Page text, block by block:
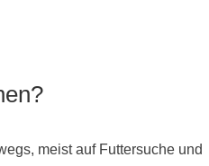
meist auf Futtersuche und